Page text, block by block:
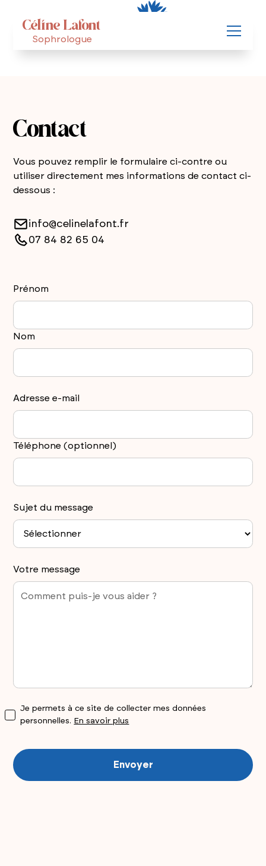
Céline Lafont
Sophrologue
Contact
Vous pouvez remplir le formulaire ci-contre ou
utiliser directement mes informations de contact ci-
dessous :
info@celinelafont.fr
07 84 82 65 04
Prénom
Nom
Adresse e-mail
Téléphone (optionnel)
Sujet du message
Votre message
Je permets à ce site de collecter mes données
personnelles. En savoir plus